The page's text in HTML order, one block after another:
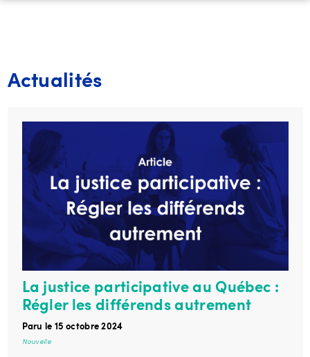
Actualités
La justice participative au Québec :
Régler les différends autrement
Paru le 15 octobre 2024
Nouvelle